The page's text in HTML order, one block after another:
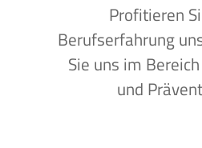
Profitieren
Berufserfahrung
Sie uns im
und